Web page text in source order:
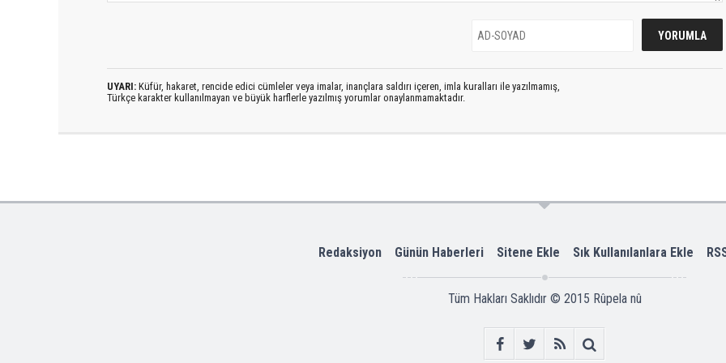
UYARI: Küfür, hakaret, rencide edici cümleler veya imalar, inançlara saldırı içeren, imla kuralları ile yazılmamış,
Türkçe karakter kullanılmayan ve büyük harflerle yazılmış yorumlar onaylanmamaktadır.
Redaksiyon Günün Haberleri Sitene Ekle Sık Kullanılanlara Ekle
Tüm Hakları Saklıdır © 2015 Rûpela nû